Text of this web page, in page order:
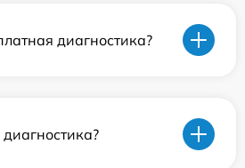
диагностика?